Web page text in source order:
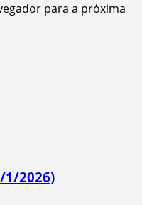
para a próxima
1/2026)